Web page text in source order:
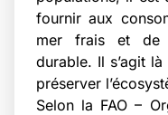
fournir aux
mer frais et de
durable. Il s’agit
préserver
Selon la FAO –